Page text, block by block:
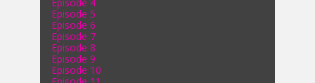
Episode 5
Episode 6
Episode 7
Episode 8
Episode 9
Episode 10